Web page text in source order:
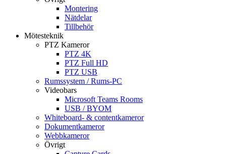
Montering
Nätdelar
Tillbehör
Mötesteknik
PTZ Kameror
PTZ 4K
PTZ Full HD
PTZ USB
Rumssystem / Rums-PC
Videobars
Microsoft Teams Rooms
USB / BYOM
Whiteboard- & contentkameror
Dokumentkameror
Webbkameror
Övrigt